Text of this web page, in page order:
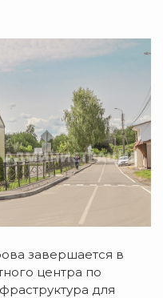
завершается в
центра по
для